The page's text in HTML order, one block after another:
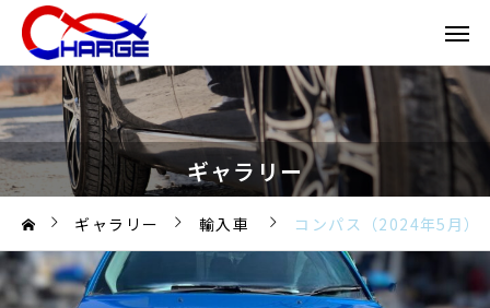
ギャラリー
ギャラリー 輸入車 コンパス（2024年5月）